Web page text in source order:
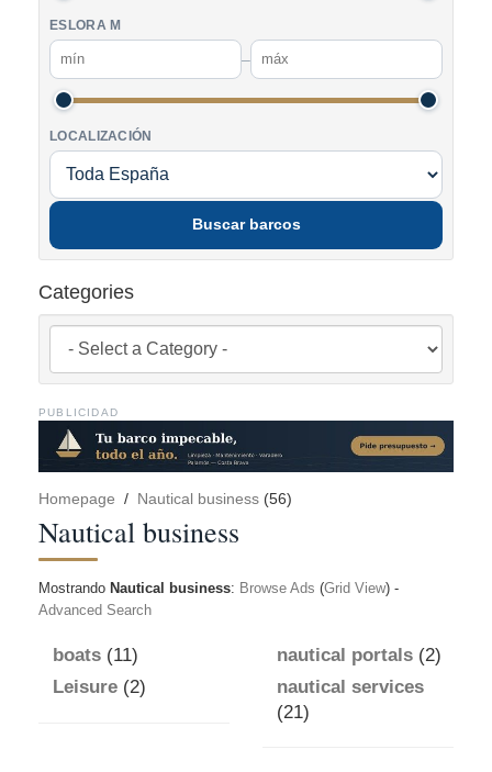
ESLORA M
–
LOCALIZACIÓN
Buscar barcos
Categories
PUBLICIDAD
Homepage / Nautical business (56)
Nautical business
Mostrando Nautical business: Browse Ads (Grid View) -
Advanced Search
boats (11)
Leisure (2)
nautical portals (2)
nautical services
(21)